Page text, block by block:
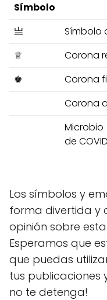
Símbolo
亗
Símbolo
♕
Corona
♚
Corona
Corona
de
Los símbolos y
forma divertida y
opinión sobre
Esperamos que
que puedas
tus publicaciones
no te detenga!